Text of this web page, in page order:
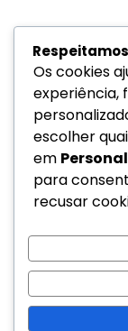
©
Os cookies
experiência,
escolher
em
para
recusar